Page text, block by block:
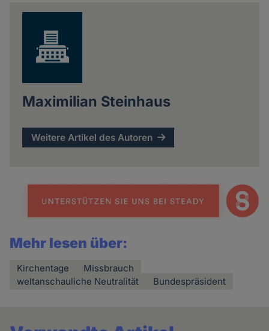
Maximilian Steinhaus
Weitere Artikel des Autoren
Mehr lesen über:
Kirchentage
Missbrauch
weltanschauliche Neutralität
Bundespräsident